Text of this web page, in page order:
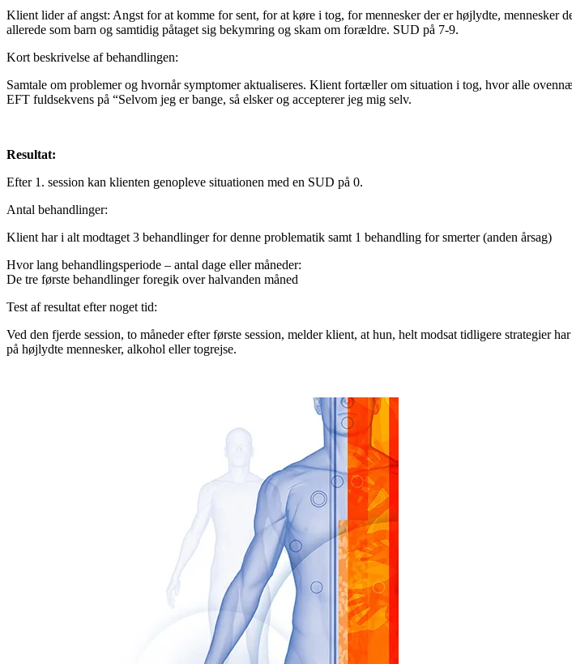
Klient lider af angst: Angst for at komme for sent, for at køre i tog, for mennesker der er højlydte,
allerede som barn og samtidig påtaget sig bekymring og skam om forældre. SUD på 7-9.
Kort beskrivelse af behandlingen:
Samtale om problemer og hvornår symptomer aktualiseres. Klient fortæller om situation i tog, hvor alle
EFT fuldsekvens på “Selvom jeg er bange, så elsker og accepterer jeg mig selv.
Resultat:
Efter 1. session kan klienten genopleve situationen med en SUD på 0.
Antal behandlinger:
Klient har i alt modtaget 3 behandlinger for denne problematik samt 1 behandling for smerter (anden årsag)
Hvor lang behandlingsperiode – antal dage eller måneder:
De tre første behandlinger foregik over halvanden måned
Test af resultat efter noget tid:
Ved den fjerde session, to måneder efter første session, melder klient, at hun, helt modsat tidligere
på højlydte mennesker, alkohol eller togrejse.